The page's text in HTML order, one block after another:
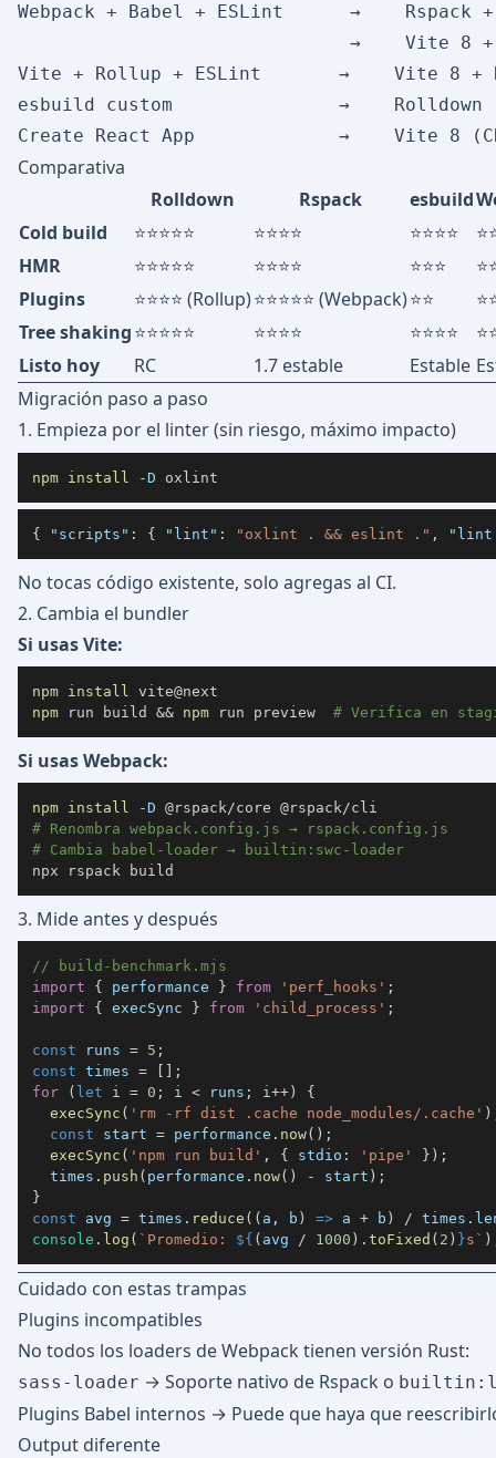
Webpack + Babel + ESLint      →
→    Vite 8
Vite + Rollup + ESLint       →    Vite 8 +
esbuild custom               →    Rolldown
Comparativa
Rolldown
Rspack esbuild
Cold build
⭐⭐⭐⭐⭐ ⭐⭐⭐⭐ ⭐⭐⭐⭐
HMR
⭐⭐⭐⭐⭐ ⭐⭐⭐⭐ ⭐⭐⭐
Plugins
⭐⭐⭐⭐ (Rollup)⭐⭐⭐⭐⭐ (Webpack)⭐⭐
Tree shaking⭐⭐⭐⭐⭐ ⭐⭐⭐⭐ ⭐⭐⭐⭐
Listo hoy
RC 1.7 estable Estable
Migración paso a paso
1. Empieza por el linter (sin riesgo, máximo impacto)
npm install -D oxlint
{ "scripts" : { "lint" : "oxlint . && eslint ." ,
No tocas código existente, solo agregas al CI.
2. Cambia el bundler
Si usas Vite:
npm install
npm run build && npm run preview # Verifica en
Si usas Webpack:
npm install -D
# Renombra webpack.config.js → rspack.config.js
# Cambia babel-loader → builtin:swc-loader
npx rspack build
3. Mide antes y después
// build-benchmark.mjs
import
{ performance } from 'perf_hooks' ;
import
{ execSync } from 'child_process' ;
const runs = 5 ;
const times =
;
for
( let i = 0 ; i < runs ; i++ )
{
execSync ( 'rm -rf dist .cache node_modules/.cache' )
const start = performance . now( ) ;
execSync ( 'npm run build' , { stdio : 'pipe' } ) ;
  times
. push ( performance . now( ) - start ) ;
}
const avg = times . reduce ( ( a , b ) => a + b ) / times .
console . log ( ` Promedio: ${ ( avg / 1000 ) . toFixed ( 2 ) }s ` )
Cuidado con estas trampas
Plugins incompatibles
No todos los loaders de Webpack tienen versión Rust:
sass-loader → Soporte nativo de Rspack o
Plugins Babel internos → Puede que haya que
Output diferente